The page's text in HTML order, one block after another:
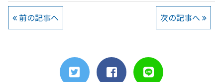
前の記事へ 次の記事へ